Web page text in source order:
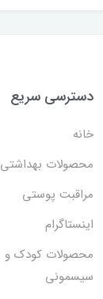
دسترسی سریع
خانه
محصولات بهداشتي
مراقبت پوستی
اینستاگرام
محصولات کودک و
سیسمونی